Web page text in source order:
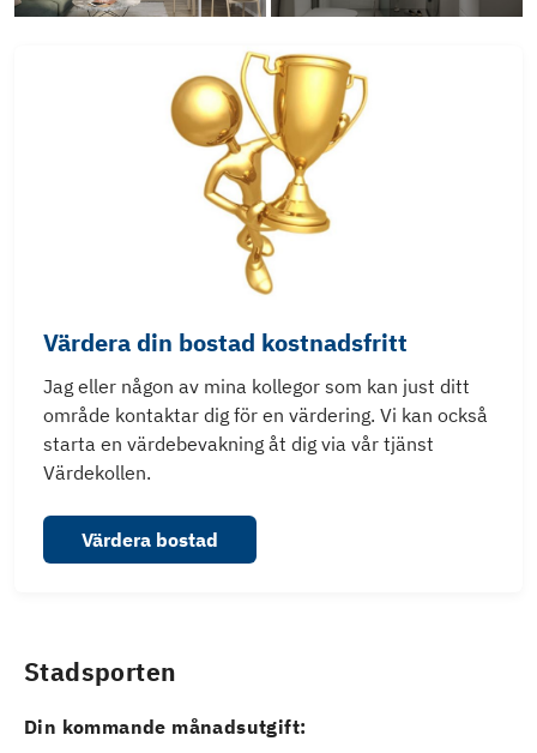
Värdera din bostad kostnadsfritt
Jag eller någon av mina kollegor som kan just ditt
område kontaktar dig för en värdering. Vi kan också
starta en värdebevakning åt dig via vår tjänst
Värdekollen.
Värdera bostad
Stadsporten
Din kommande månadsutgift: